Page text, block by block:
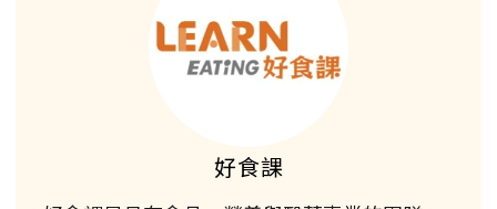
好食課